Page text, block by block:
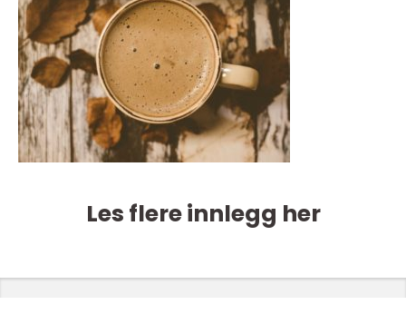
Les flere innlegg her